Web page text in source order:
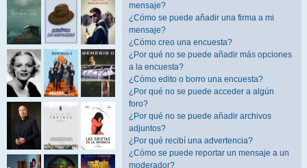
mensaje?
¿Cómo se puede añadir una firma a mi
mensaje?
¿Cómo creo una encuesta?
¿Por qué no se puede añadir más opciones
a la encuesta?
¿Cómo edito o borro una encuesta?
¿Por qué no se puede acceder a algún
foro?
¿Por qué no se puede añadir archivos
adjuntos?
¿Por qué recibí una advertencia?
¿Cómo se puede reportar un mensaje a un
moderador?